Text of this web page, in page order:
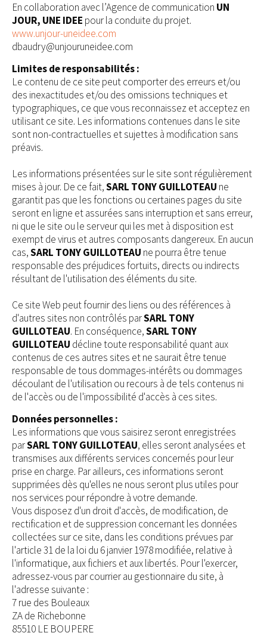
En collaboration avec l’Agence de communication UN
JOUR, UNE IDEE pour la conduite du projet.
www.unjour-uneidee.com
dbaudry@unjouruneidee.com
Limites de responsabilités :
Le contenu de ce site peut comporter des erreurs et/ou
des inexactitudes et/ou des omissions techniques et
typographiques, ce que vous reconnaissez et acceptez en
utilisant ce site. Les informations contenues dans le site
sont non-contractuelles et sujettes à modification sans
préavis.
Les informations présentées sur le site sont régulièrement
mises à jour. De ce fait,SARL TONY GUILLOTEAU ne
garantit pas que les fonctions ou certaines pages du site
seront en ligne et assurées sans interruption et sans erreur,
ni que le site ou le serveur qui les met à disposition est
exempt de virus et autres composants dangereux. En aucun
cas,SARL TONY GUILLOTEAU ne pourra être tenue
responsable des préjudices fortuits, directs ou indirects
résultant de l'utilisation des éléments du site.
Ce site Web peut fournir des liens ou des références à
d'autres sites non contrôlés parSARL TONY
GUILLOTEAU. En conséquence,SARL TONY
GUILLOTEAU décline toute responsabilité quant aux
contenus de ces autres sites et ne saurait être tenue
responsable de tous dommages-intérêts ou dommages
découlant de l'utilisation ou recours à de tels contenus ni
de l'accès ou de l'impossibilité d'accès à ces sites.
Données personnelles :
Les informations que vous saisirez seront enregistrées
parSARL TONY GUILLOTEAU, elles seront analysées et
transmises aux différents services concernés pour leur
prise en charge. Par ailleurs, ces informations seront
supprimées dès qu'elles ne nous seront plus utiles pour
nos services pour répondre à votre demande.
Vous disposez d'un droit d'accès, de modification, de
rectification et de suppression concernant les données
collectées sur ce site, dans les conditions prévues par
l'article 31 de la loi du 6 janvier 1978 modifiée, relative à
l'informatique, aux fichiers et aux libertés. Pour l'exercer,
adressez-vous par courrier au gestionnaire du site, à
l'adresse suivante :
7 rue des Bouleaux
ZA de Richebonne
85510 LE BOUPERE